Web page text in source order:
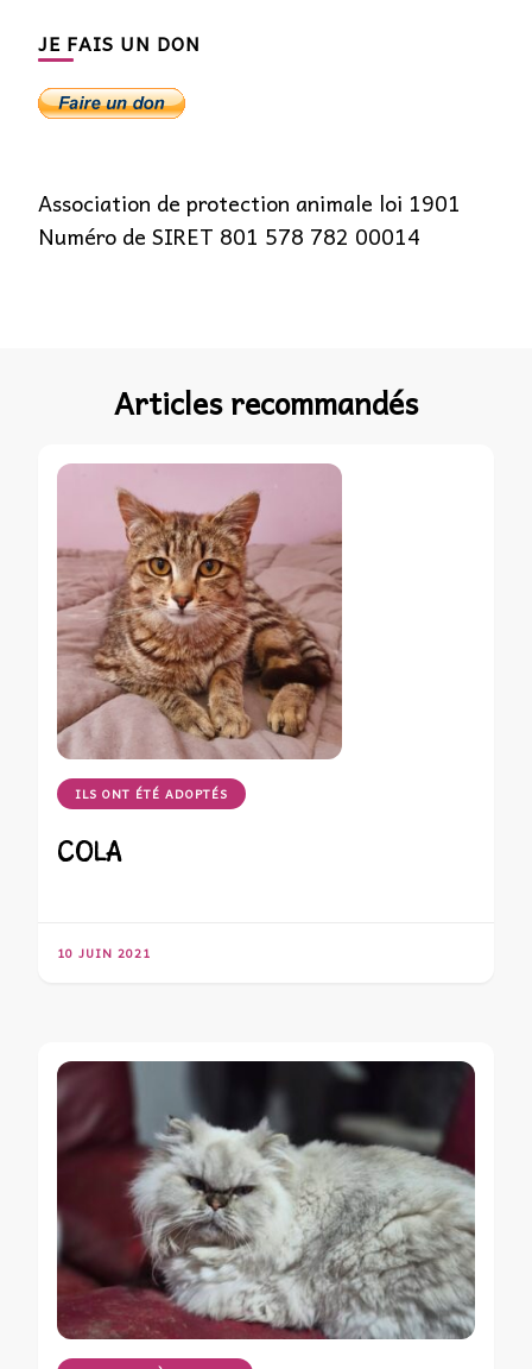
JE FAIS UN DON
Association de protection animale loi 1901
Numéro de SIRET 801 578 782 00014
Articles recommandés
ILS ONT ÉTÉ ADOPTÉS
COLA
10 JUIN 2021